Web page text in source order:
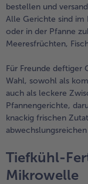
bestellen und
Alle Gerichte sind im
oder in der Pfanne
Meeresfrüchten,
Für Freunde deftiger
Wahl, sowohl als
auch als leckere
Pfannengerichte,
knackig frischen
abwechslungsreichen
Tiefkühl-
Mikrowelle